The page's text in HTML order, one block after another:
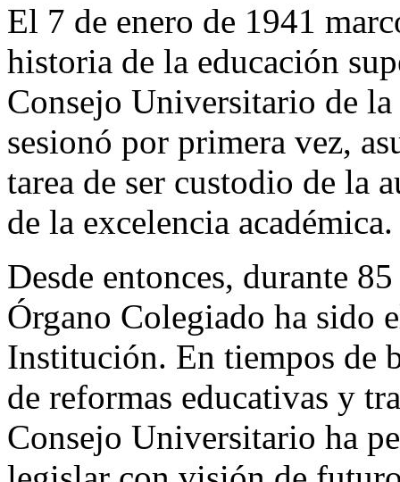
El 7 de enero de 1941
historia de la educación
Consejo Universitario de
sesionó por primera vez,
tarea de ser custodio de la
de la excelencia académica.
Desde entonces, durante
Órgano Colegiado ha sido
Institución. En tiempos de
de reformas educativas y
Consejo Universitario ha